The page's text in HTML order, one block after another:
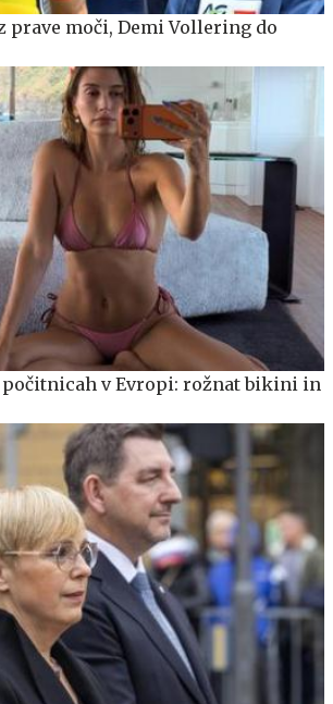
prave moči, Demi Vollering do
počitnicah v Evropi: rožnat bikini in